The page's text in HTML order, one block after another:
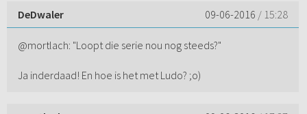
DeDwaler 09-06-2016 / 15:28
@mortlach: "Loopt die serie nou nog steeds?"
Ja inderdaad! En hoe is het met Ludo? ;o)